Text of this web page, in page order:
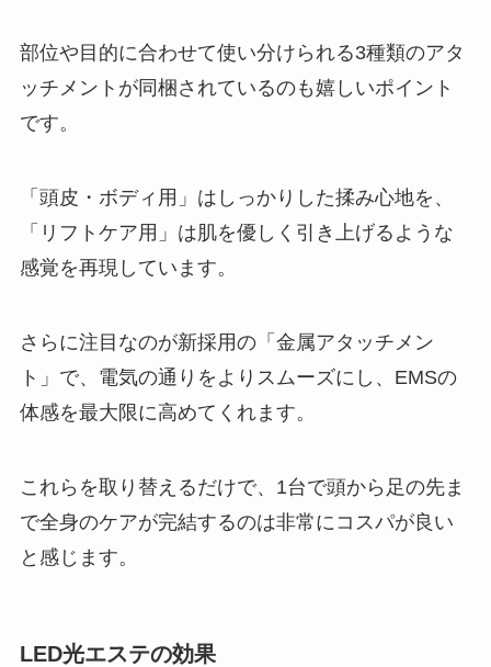
部位や目的に合わせて使い分けられる3種類のアタ
ッチメントが同梱されているのも嬉しいポイント
です。
「頭皮・ボディ用」はしっかりした揉み心地を、
「リフトケア用」は肌を優しく引き上げるような
感覚を再現しています。
さらに注目なのが新採用の「金属アタッチメン
ト」で、電気の通りをよりスムーズにし、EMSの
体感を最大限に高めてくれます。
これらを取り替えるだけで、1台で頭から足の先ま
で全身のケアが完結するのは非常にコスパが良い
と感じます。
LED光エステの効果